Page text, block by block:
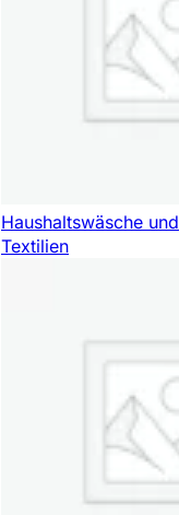
Haushaltswäsche und
Textilien